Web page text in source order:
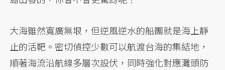
大海雖然寬廣無垠，但逆風逆水的船團就是海上靜
止的活靶。密切偵控少數可以航渡台海的集結地，
順著海流沿航線多層次設伏，同時強化對應灘頭防